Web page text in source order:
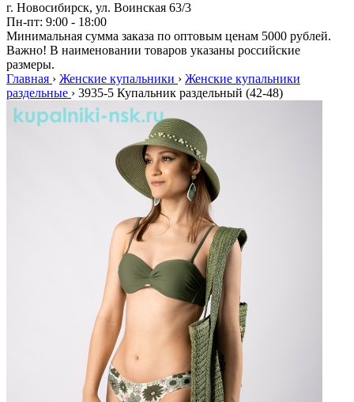
г. Новосибирск, ул. Воинская 63/3
Пн-пт: 9:00 - 18:00
Минимальная сумма заказа по оптовым ценам 5000 рублей.
Важно! В наименовании товаров указаны российские
размеры.
Главная › Женские купальники › Женские купальники
раздельные › 3935-5 Купальник раздельный (42-48)